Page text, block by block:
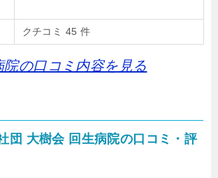
クチコミ 45 件
の口コミ内容を見る
団 大樹会 回生病院の口コミ・評